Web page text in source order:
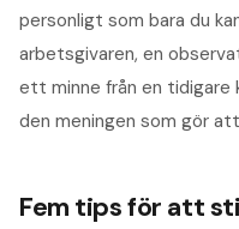
personligt som bara du
arbetsgivaren, en
ett minne från en tidigare
den meningen som gör
Fem tips för att